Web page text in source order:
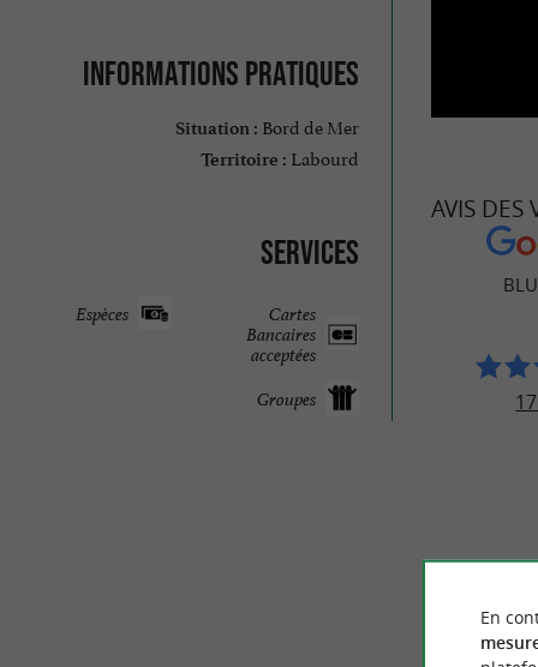
Informations pratiques
Situation : Bord de Mer
Territoire : Labourd
Services
Cartes
Bancaires
acceptées
Espèces
Groupes
AVIS DES
En